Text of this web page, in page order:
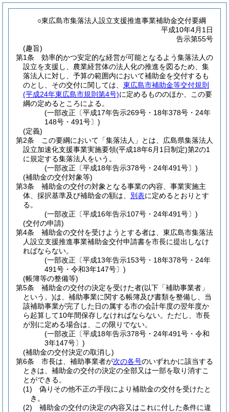
○東広島市集落法人設立支援推進事業補助金交付要綱
平成10年4月1日
告示第55号
(趣旨)
第1条
効率的かつ安定的な経営が可能となるよう集落法人の
設立を支援し、農業経営体の法人化の推進を図るため、集
落法人に対し、予算の範囲内において補助金を交付するも
のとし、その交付に関しては、 東広島市補助金等交付規則
(平成24年東広島市規則第4号)に定めるもののほか、この要
綱の定めるところによる。
(一部改正〔平成17年告示269号・18年378号・24年
148号・491号〕)
(定義)
第2条
この要綱において「集落法人」とは、広島県集落法人
設立加速化支援事業実施要領(平成18年6月1日制定)第2の1
に規定する集落法人をいう。
(一部改正〔平成18年告示378号・24年491号〕)
(補助金の交付対象等)
第3条
補助金の交付の対象となる事業の内容、事業実施主
体、採択基準及び補助金の額は、 別表に定めるとおりとす
る。
(一部改正〔平成16年告示107号・24年491号〕)
(交付の申請)
第4条
補助金の交付を受けようとする者は、東広島市集落法
人設立支援推進事業補助金交付申請書を市長に提出しなけ
ればならない。
(一部改正〔平成13年告示153号・18年378号・24年
491号・令和3年147号〕)
(帳簿等の整備等)
第5条
補助金の交付の決定を受けた者(以下「補助事業者」
という。)は、補助事業に関する帳簿及び書類を整備し、当
該補助事業が完了した日の属する市の会計年度の翌年度か
ら起算して10年間保存しなければならない。 ただし、市長
が別に定める場合は、この限りでない。
(一部改正〔平成18年告示378号・24年491号・令和
3年147号〕)
(補助金の交付決定の取消し)
第6条
市長は、補助事業者が次の各号のいずれかに該当する
ときは、補助金の交付の決定の全部又は一部を取り消すこ
とができる。
(1)
偽りその他不正の手段により補助金の交付を受けたと
き。
(2)
補助金の交付の決定の内容又はこれに付した条件に違